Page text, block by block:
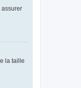
assurer
la taille